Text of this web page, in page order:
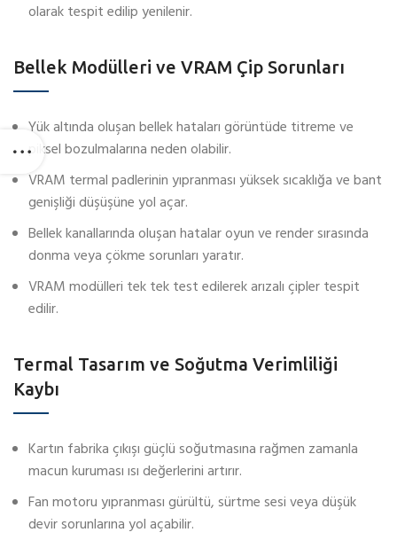
olarak tespit edilip yenilenir.
Bellek Modülleri ve VRAM Çip Sorunları
Yük altında oluşan bellek hataları görüntüde titreme ve
piksel bozulmalarına neden olabilir.
VRAM termal padlerinin yıpranması yüksek sıcaklığa ve bant
genişliği düşüşüne yol açar.
Bellek kanallarında oluşan hatalar oyun ve render sırasında
donma veya çökme sorunları yaratır.
VRAM modülleri tek tek test edilerek arızalı çipler tespit
edilir.
Termal Tasarım ve Soğutma Verimliliği
Kaybı
Kartın fabrika çıkışı güçlü soğutmasına rağmen zamanla
macun kuruması ısı değerlerini artırır.
Fan motoru yıpranması gürültü, sürtme sesi veya düşük
devir sorunlarına yol açabilir.